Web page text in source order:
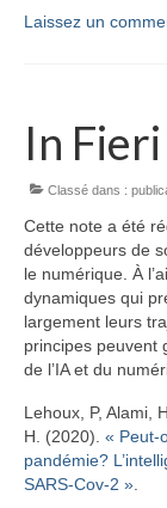
Laissez un
In
Classé dans :
Cette note a été
développeurs de
le numérique. À
dynamiques qui
largement leurs
principes peuvent
de l’IA et du
Lehoux, P, Alami,
H. (2020). « Peut-
pandémie?
SARS-Cov-2 »